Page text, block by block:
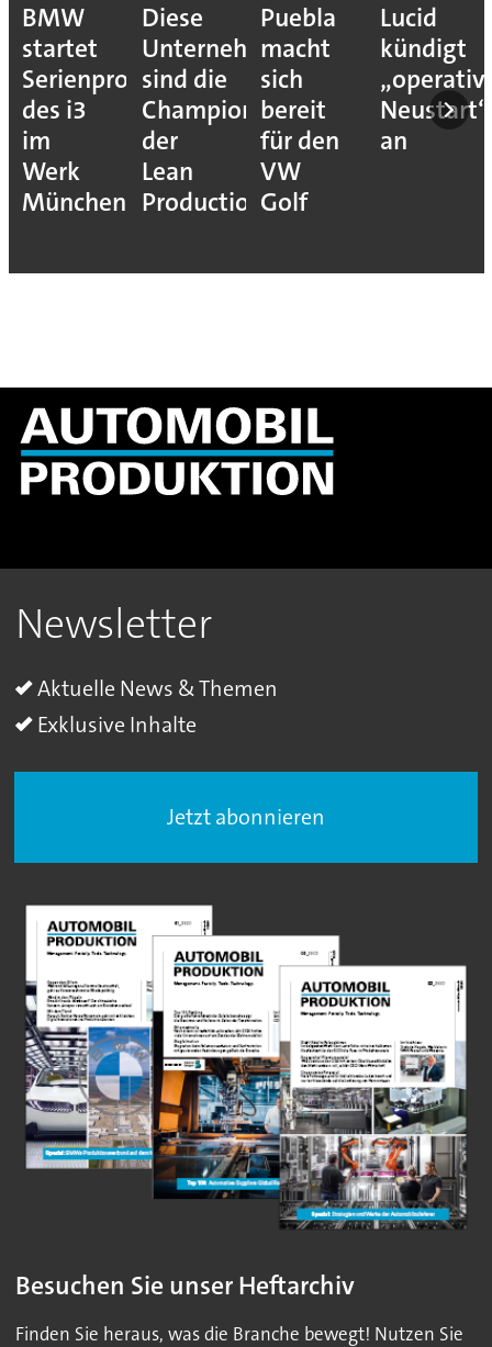
BMW
startet
Serienproduktion
des i3
im
Werk
München
Diese
Unternehmen
sind die
Champions
der
Lean
Production
Puebla
macht
sich
bereit
für den
VW
Golf
Lucid
kündigt
Neustart“
an
Newsletter
Aktuelle News & Themen
Exklusive Inhalte
Jetzt abonnieren
Besuchen Sie unser Heftarchiv
Finden Sie heraus, was die Branche bewegt! Nutzen Sie